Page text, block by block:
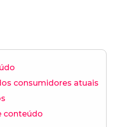
consumidores atuais
conteúdo